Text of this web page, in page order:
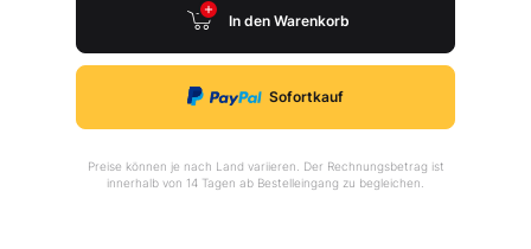
In den Warenkorb
Sofortkauf
Preise können je nach Land variieren. Der Rechnungsbetrag ist
innerhalb von 14 Tagen ab Bestelleingang zu begleichen.